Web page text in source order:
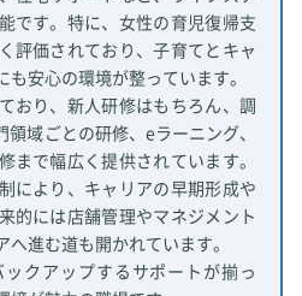
です。特に、女性の育児復帰支
評価されており、子育てとキャ
も安心の環境が整っています。
おり、新人研修はもちろん、調
領域ごとの研修、eラーニング、
まで幅広く提供されています。
により、キャリアの早期形成や
的には店舗管理やマネジメント
進む道も開かれています。
クアップするサポートが揃っ